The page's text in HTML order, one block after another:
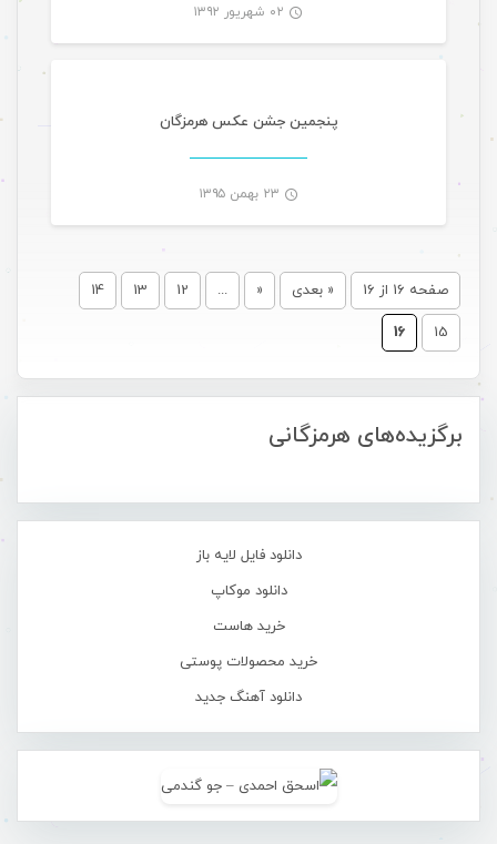
برگزیده‌های هرمزگانی
دانلود فایل لایه باز
دانلود موکاپ
خرید هاست
خرید محصولات پوستی
دانلود آهنگ جدید
۰۲ شهریور ۱۳۹۲
-
پنجمین جشن عکس هرمزگان
۲۳ بهمن ۱۳۹۵
صفحه 16 از 16 « بعدی «
...
12
13
14
15
16